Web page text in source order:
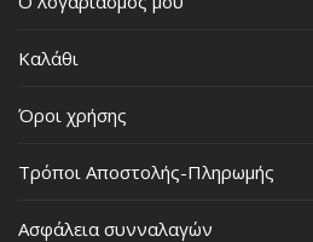
Καλάθι
Όροι χρήσης
Τρόποι Αποστολής-Πληρωμής
Ασφάλεια συνναλαγών